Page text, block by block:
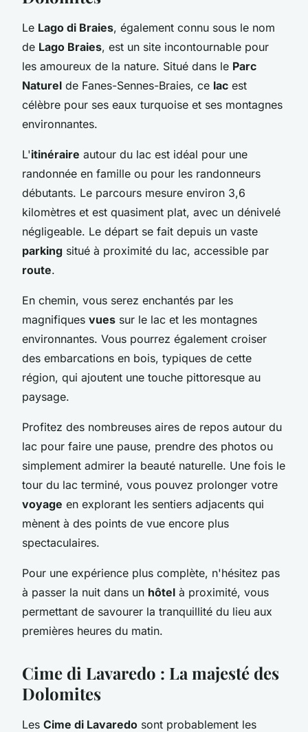
Le Lago di Braies, également connu sous le nom
de Lago Braies, est un site incontournable pour
les amoureux de la nature. Situé dans le Parc
Naturel de Fanes-Sennes-Braies, ce lac est
célèbre pour ses eaux turquoise et ses montagnes
environnantes.
L'itinéraire autour du lac est idéal pour une
randonnée en famille ou pour les randonneurs
débutants. Le parcours mesure environ 3,6
kilomètres et est quasiment plat, avec un dénivelé
négligeable. Le départ se fait depuis un vaste
parking situé à proximité du lac, accessible par
route.
En chemin, vous serez enchantés par les
magnifiques vues sur le lac et les montagnes
environnantes. Vous pourrez également croiser
des embarcations en bois, typiques de cette
région, qui ajoutent une touche pittoresque au
paysage.
Profitez des nombreuses aires de repos autour du
lac pour faire une pause, prendre des photos ou
simplement admirer la beauté naturelle. Une fois le
tour du lac terminé, vous pouvez prolonger votre
voyage en explorant les sentiers adjacents qui
mènent à des points de vue encore plus
spectaculaires.
Pour une expérience plus complète, n'hésitez pas
à passer la nuit dans un hôtel à proximité, vous
permettant de savourer la tranquillité du lieu aux
premières heures du matin.
Cime di Lavaredo : La majesté des
Dolomites
Les Cime di Lavaredo sont probablement les